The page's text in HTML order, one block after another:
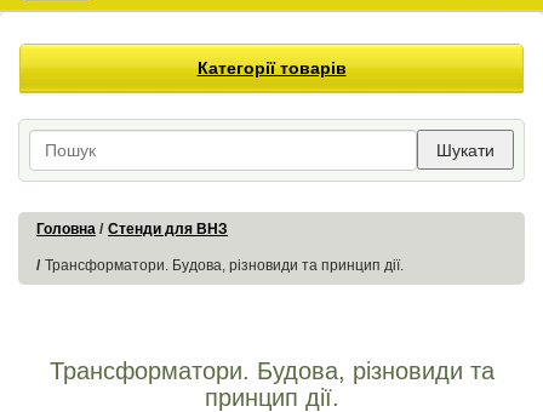
Категорії товарів
Шукати
Головна Стенди для ВНЗ
Трансформатори. Будова, різновиди та принцип дії.
Трансформатори. Будова, різновиди та
принцип дії.